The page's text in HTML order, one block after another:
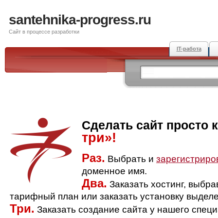
santehnika-progress.ru
Сайт в процессе разработки
IT-работа
Сделать сайт просто
три»!
Раз. Выбрать и
доменное имя.
Два. Заказать хостинг,
тарифный план или заказать установку
Три. Заказать создание сайта у нашего